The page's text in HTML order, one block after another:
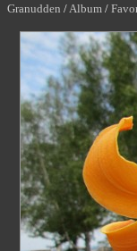
Granudden /Album /